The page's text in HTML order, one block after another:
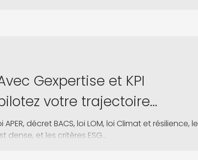
Gexpertise et KPI
votre trajectoire
!
décret BACS, loi LOM, loi Climat et résilience, le
et les critères ESG...